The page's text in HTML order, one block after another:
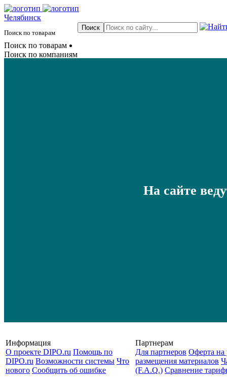
Челябинск
Поиск по товарам
Поиск по товарам
Поиск по компаниям
На сайте
Информация
О проекте DIPO.ru Помощь по
DIPO.ru Возможности системы Что
нового Сообщить об ошибке
Партнерам
Для партнеров Оферта на
размещения материалов
(F.A.Q.) Cравнение